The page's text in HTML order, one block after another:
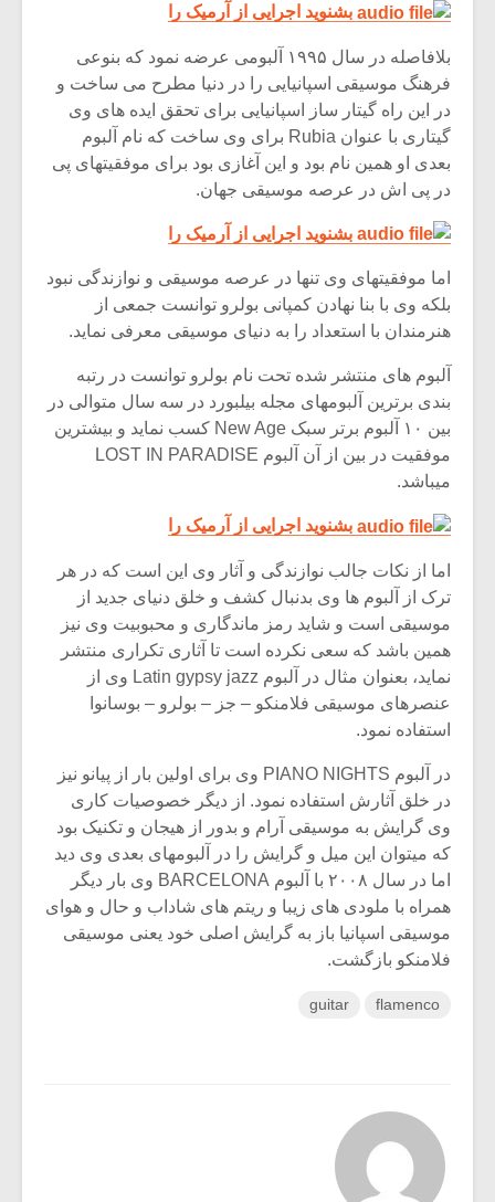
بشنوید اجرایی از آرمیک را
بلافاصله در سال ۱۹۹۵ آلبومی عرضه نمود که بنوعی
فرهنگ موسیقی اسپانیایی را در دنیا مطرح می ساخت و
در این راه گیتار ساز اسپانیایی برای تحقق ایده های وی
گیتاری با عنوان Rubia برای وی ساخت که نام آلبوم
بعدی او همین نام بود و این آغازی بود برای موفقیتهای پی
در پی اش در عرصه موسیقی جهان.
بشنوید اجرایی از آرمیک را
اما موفقیتهای وی تنها در عرصه موسیقی و نوازندگی نبود
بلکه وی با بنا نهادن کمپانی بولرو توانست جمعی از
هنرمندان با استعداد را به دنیای موسیقی معرفی نماید.
آلبوم های منتشر شده تحت نام بولرو توانست در رتبه
بندی برترین آلبومهای مجله بیلبورد در سه سال متوالی در
بین ۱۰ آلبوم برتر سبک New Age کسب نماید و بیشترین
موفقیت در بین از آن آلبوم LOST IN PARADISE
میباشد.
بشنوید اجرایی از آرمیک را
اما از نکات جالب نوازندگی و آثار وی این است که در هر
ترک از آلبوم ها وی بدنبال کشف و خلق دنیای جدید از
موسیقی است و شاید رمز ماندگاری و محبوبیت وی نیز
همین باشد که سعی نکرده است تا آثاری تکراری منتشر
نماید، بعنوان مثال در آلبوم Latin gypsy jazz وی از
عنصرهای موسیقی فلامنکو – جز – بولرو – بوسانوا
استفاده نمود.
در آلبوم PIANO NIGHTS وی برای اولین بار از پیانو نیز
در خلق آثارش استفاده نمود. از دیگر خصوصیات کاری
وی گرایش به موسیقی آرام و بدور از هیجان و تکنیک بود
که میتوان این میل و گرایش را در آلبومهای بعدی وی دید
اما در سال ۲۰۰۸ با آلبوم BARCELONA وی بار دیگر
همراه با ملودی های زیبا و ریتم های شاداب و حال و هوای
موسیقی اسپانیا باز به گرایش اصلی خود یعنی موسیقی
فلامنکو بازگشت.
flamenco
guitar